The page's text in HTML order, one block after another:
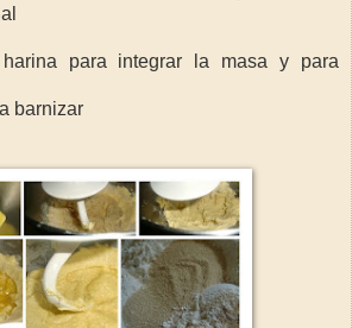
para integrar la masa y para
barnizar